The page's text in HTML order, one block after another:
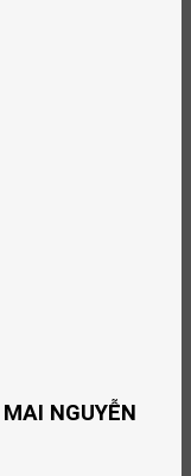
NGUYỄN